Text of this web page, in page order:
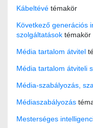
Kábeltévé témakör
Következő generációs
szolgáltatások témakör
Média tartalom átvitel
Média tartalom átviteli
Média-szabályozás,
Médiaszabályozás
Mesterséges